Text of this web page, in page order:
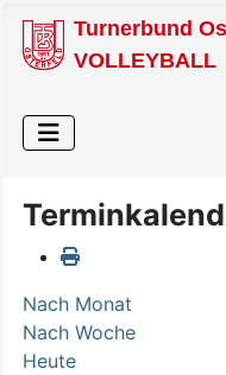
Turnerbund
VOLLEYBALL
Nach Monat
Nach Woche
Heute